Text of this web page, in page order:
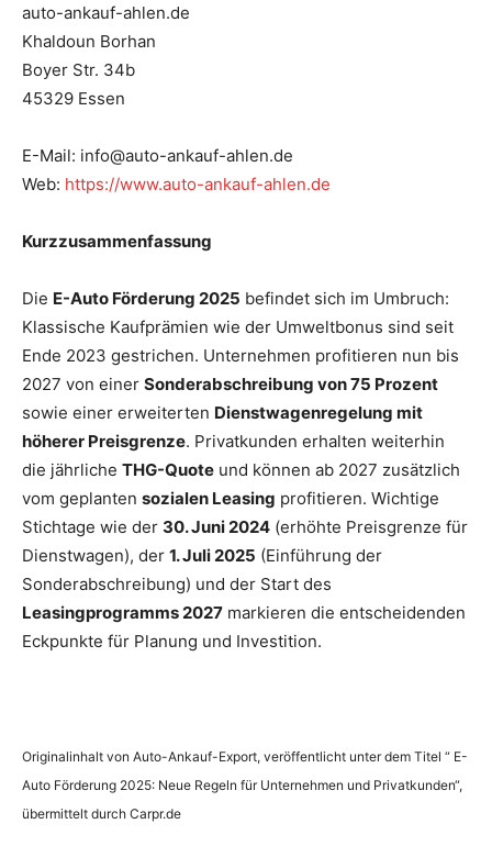
auto-ankauf-ahlen.de
Khaldoun Borhan
Boyer Str. 34b
45329 Essen
E-Mail: info@auto-ankauf-ahlen.de
Web: https://www.auto-ankauf-ahlen.de
Kurzzusammenfassung
Die E-Auto Förderung 2025 befindet sich im Umbruch:
Klassische Kaufprämien wie der Umweltbonus sind seit
Ende 2023 gestrichen. Unternehmen profitieren nun bis
2027 von einer Sonderabschreibung von 75 Prozent
sowie einer erweiterten Dienstwagenregelung mit
höherer Preisgrenze. Privatkunden erhalten weiterhin
die jährliche THG-Quote und können ab 2027 zusätzlich
vom geplanten sozialen Leasing profitieren. Wichtige
Stichtage wie der 30. Juni 2024 (erhöhte Preisgrenze für
Dienstwagen), der 1. Juli 2025 (Einführung der
Sonderabschreibung) und der Start des
Leasingprogramms 2027 markieren die entscheidenden
Eckpunkte für Planung und Investition.
Originalinhalt von Auto-Ankauf-Export, veröffentlicht unter dem Titel “ E-
Auto Förderung 2025: Neue Regeln für Unternehmen und Privatkunden“,
übermittelt durch Carpr.de